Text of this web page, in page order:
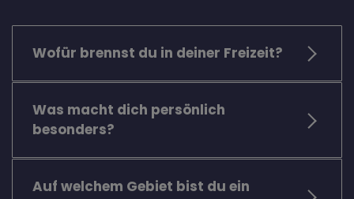
Wofür brennst du in deiner Freizeit?
Was macht dich persönlich
besonders?
Auf welchem Gebiet bist du ein